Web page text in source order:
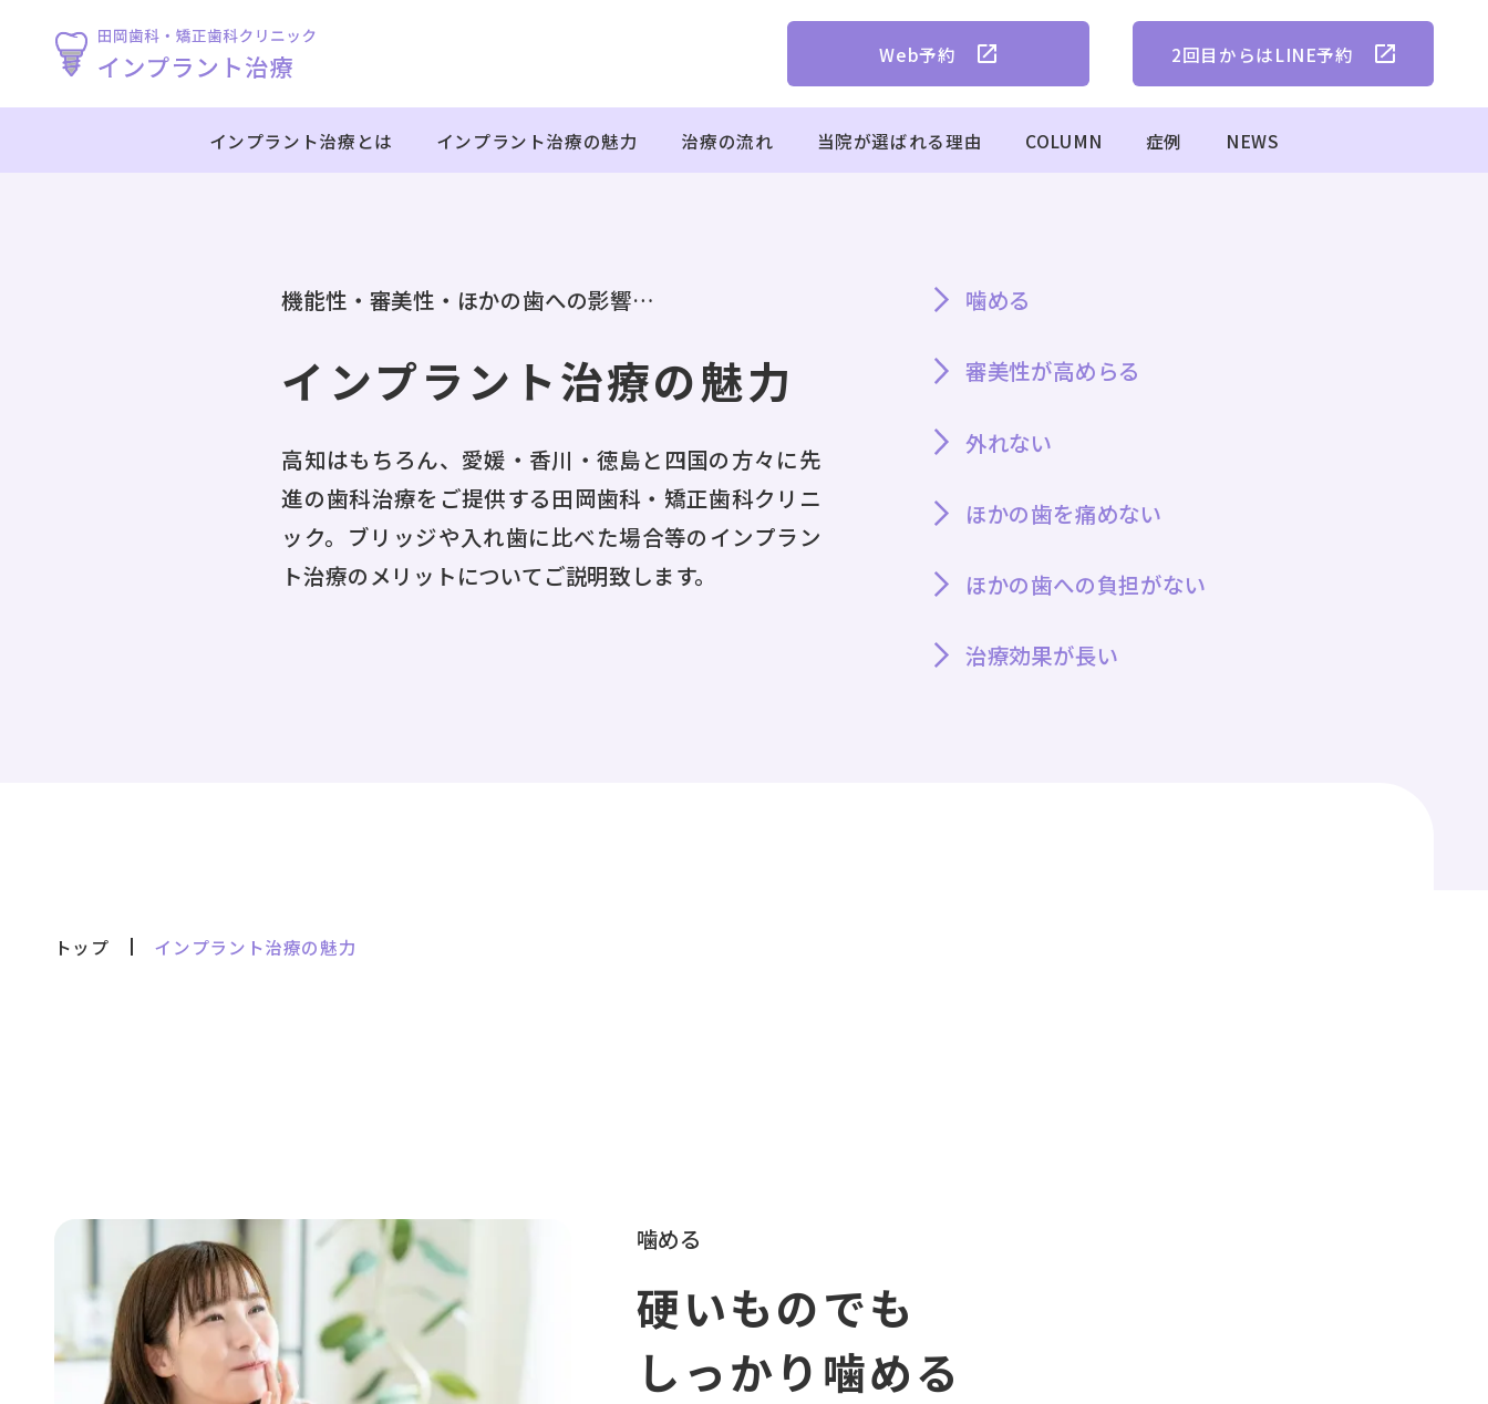
Web予約 2回目からはLINE予約
インプラント治療とは インプラント治療の魅力 治療の流れ 当院が選ばれる理由 COLUMN 症例 NEWS
機能性・審美性・ほかの歯への影響…
インプラント治療の魅力
高知はもちろん、愛媛・香川・徳島と四国の方々に先
進の歯科治療をご提供する田岡歯科・矯正歯科クリニ
ック。ブリッジや入れ歯に比べた場合等のインプラン
ト治療のメリットについてご説明致します。
噛める
審美性が高めらる
外れない
ほかの歯を痛めない
ほかの歯への負担がない
治療効果が長い
トップ インプラント治療の魅力
噛める
硬いものでも
しっかり噛める